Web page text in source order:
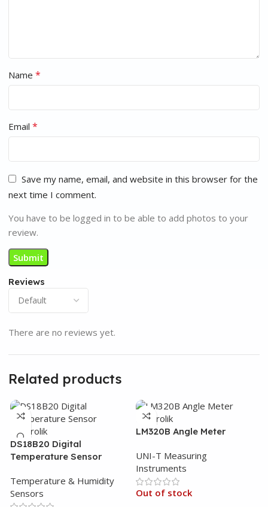
Reviews
There are no reviews yet.
Name *
Email *
Save my name, email, and website in this browser for the
next time I comment.
You have to be logged in to be able to add photos to your
review.
Related products
DS18B20 Digital
Temperature Sensor
Temperature & Humidity
Sensors
LM320B Angle Meter
UNI-T Measuring
Instruments
Out of stock